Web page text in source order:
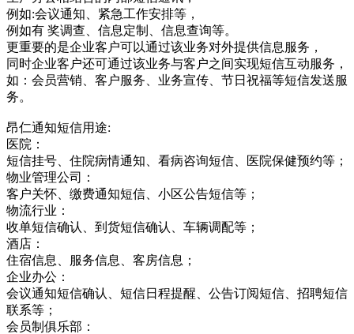
例如:会议通知、紧急工作安排等，
例如有 奖调查、信息定制、信息查询等。
更重要的是企业客户可以通过该业务对外提供信息服务，
同时企业客户还可通过该业务与客户之间实现短信互动服务，
如：会员营销、客户服务、业务宣传、节日祝福等短信发送服
务。
昂仁通知短信用途:
医院：
短信挂号、住院病情通知、看病咨询短信、医院保健预约等；
物业管理公司：
客户关怀、缴费通知短信、小区公告短信等；
物流行业：
收单短信确认、到货短信确认、车辆调配等；
酒店：
住宿信息、服务信息、客房信息；
企业办公：
会议通知短信确认、短信日程提醒、公告订阅短信、招聘短信
联系等；
会员制俱乐部：